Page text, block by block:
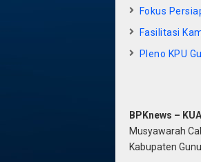
Fokus
Fasilitasi
Pleno KPU
BPKnews –
Musyawarah
Kabupaten